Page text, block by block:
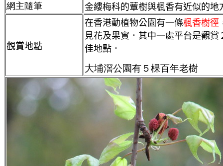
網主隨筆
金縷梅科的蕈樹與楓香有近似的地
觀賞地點
在香港動植物公園有一條楓香樹徑
見花及果實．其中一處平台是觀賞
佳地點．
大埔滘公園有５棵百年老樹